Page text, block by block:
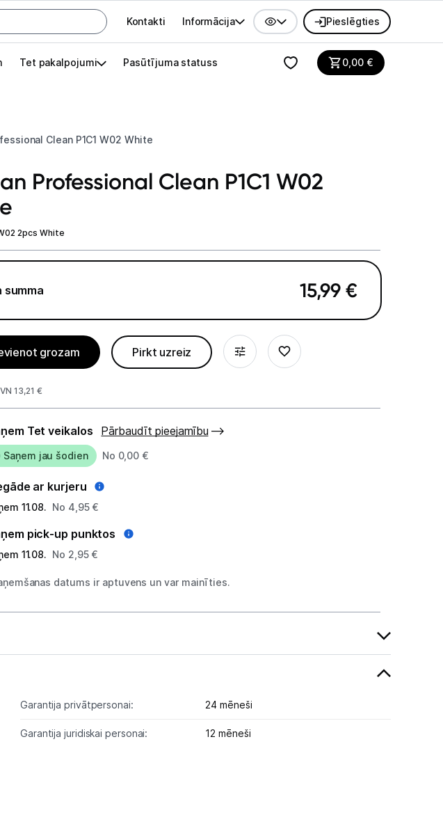
Galvenes izvēlne
Kontakti Informācija Pieslēgties
Tet pakalpojumi Pasūtījuma statuss 0,00€
Clean P1C1 W02 White
Professional Clean P1C1 W02
2pcs White
summa 15,99 €
grozam Pirkt uzreiz
13,21 €
Tet veikalos Pārbaudīt pieejamību
Saņem jau šodien No 0,00 €
ar kurjeru
11.08. No 4,95 €
pick-up punktos
11.08. No 2,95 €
datums ir aptuvens un var mainīties.
Garantija privātpersonai: 24 mēneši
Garantija juridiskai personai: 12 mēneši